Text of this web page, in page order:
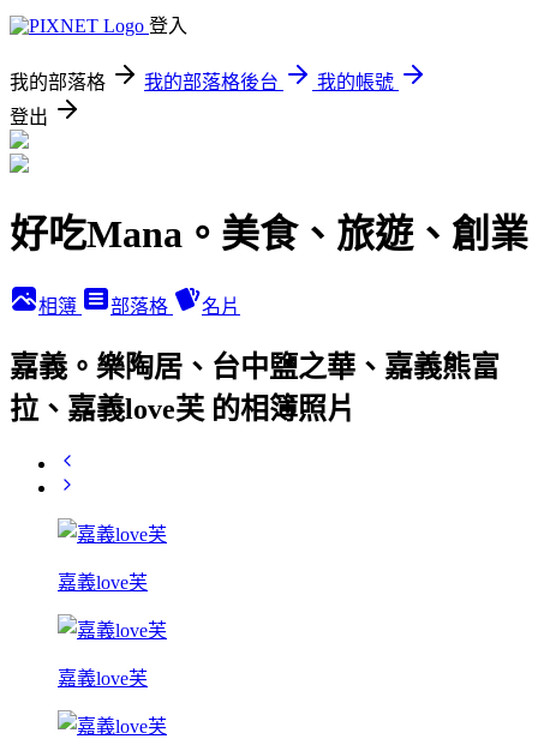
登入
我的部落格 我的部落格後台
我的帳號
登出
好吃Mana。美食、旅遊、創業
相簿 部落格 名片
嘉義。樂陶居、台中鹽之華、嘉義熊富
拉、嘉義love芙 的相簿照片
嘉義love芙
嘉義love芙